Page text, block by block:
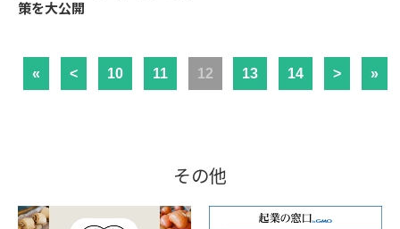
策を大公開
« < 10 11 12 13 14 > »
その他